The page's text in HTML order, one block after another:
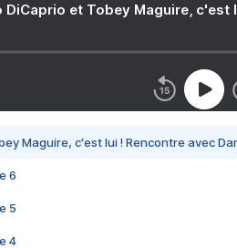
DiCaprio et Tobey Maguire, c'est
Maguire, c'est lui ! Rencontre avec
6
5
4